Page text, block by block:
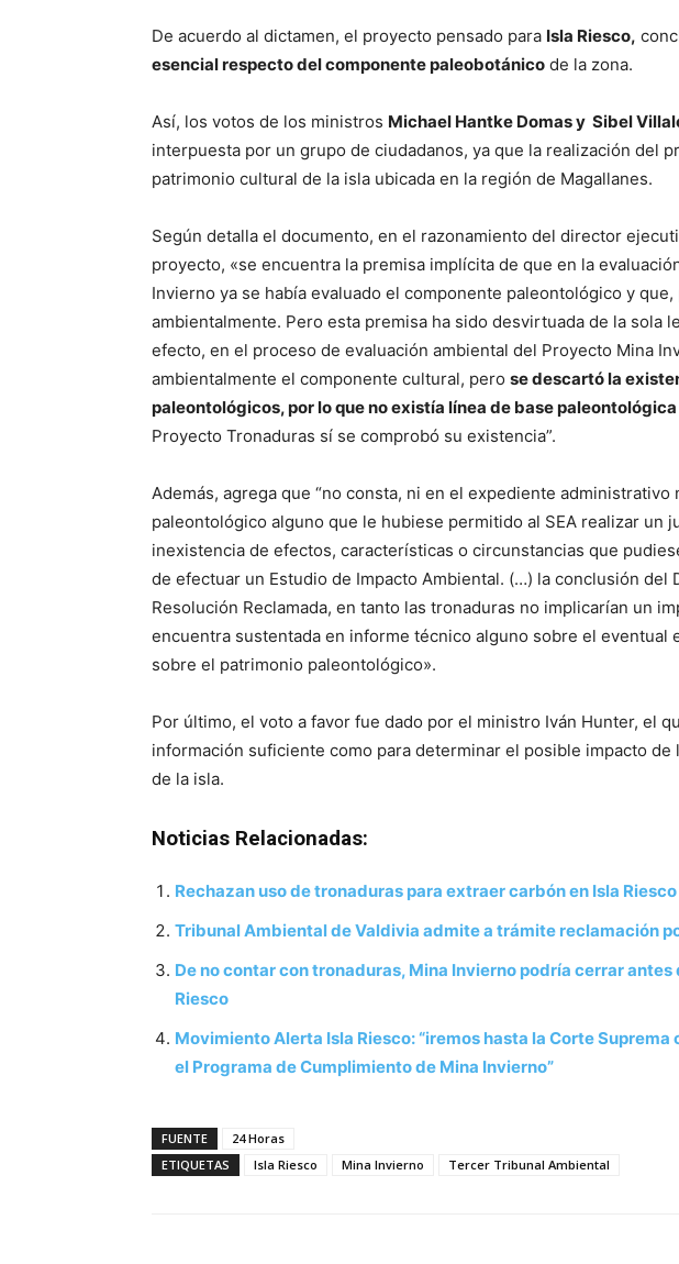
De acuerdo al dictamen, el proyecto pensado para Isla Riesco,
esencial respecto del componente paleobotánico de la zona.
Así, los votos de los ministros Michael Hantke Domas y Sibel
interpuesta por un grupo de ciudadanos, ya que la realización del
patrimonio cultural de la isla ubicada en la región de Magallanes.
Según detalla el documento, en el razonamiento del director
proyecto, «se encuentra la premisa implícita de que en la
Invierno ya se había evaluado el componente paleontológico y
ambientalmente. Pero esta premisa ha sido desvirtuada de la sola
efecto, en el proceso de evaluación ambiental del Proyecto Mina
ambientalmente el componente cultural, pero se descartó la
paleontológicos, por lo que no existía línea de base paleontológica
Proyecto Tronaduras sí se comprobó su existencia”.
Además, agrega que “no consta, ni en el expediente
paleontológico alguno que le hubiese permitido al SEA realizar un
inexistencia de efectos, características o circunstancias que
de efectuar un Estudio de Impacto Ambiental. (…) la conclusión del
Resolución Reclamada, en tanto las tronaduras no implicarían un
encuentra sustentada en informe técnico alguno sobre el eventual
sobre el patrimonio paleontológico».
Por último, el voto a favor fue dado por el ministro Iván Hunter, el
información suficiente como para determinar el posible impacto de
de la isla.
Noticias Relacionadas:
Rechazan uso de tronaduras para extraer carbón en Isla Riesco
Tribunal Ambiental de Valdivia admite a trámite reclamación
De no contar con tronaduras, Mina Invierno podría cerrar antes
Riesco
Movimiento Alerta Isla Riesco: “iremos hasta la Corte
el Programa de Cumplimiento de Mina Invierno”
FUENTE
24 Horas
ETIQUETAS
Isla Riesco Mina Invierno Tercer Tribunal Ambiental